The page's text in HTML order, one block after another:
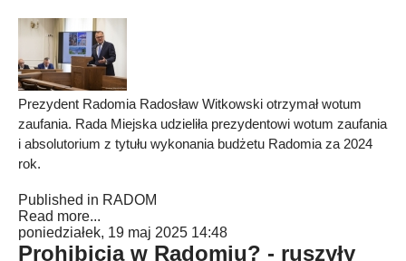
Prezydent Radomia Radosław Witkowski otrzymał wotum
zaufania. Rada Miejska udzieliła prezydentowi wotum zaufania
i absolutorium z tytułu wykonania budżetu Radomia za 2024
rok.
Published in RADOM
Read more...
poniedziałek, 19 maj 2025 14:48
Prohibicja w Radomiu? - ruszyły